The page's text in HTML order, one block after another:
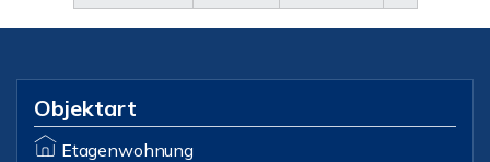
Objektart
Etagenwohnung